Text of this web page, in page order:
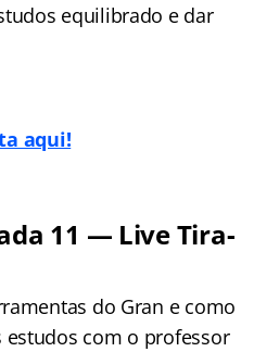
equilibrado e dar
aqui!
11 — Live Tira-
do Gran e como
com o professor